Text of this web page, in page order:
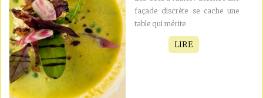
façade discrète se cache une
table qui mérite
LIRE